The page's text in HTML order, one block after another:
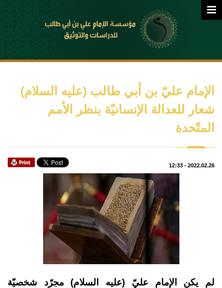
الإمام عليّ بن أبي طالب (عليه السلام)
شعار للعدالة الإنسانيّة بنظر الأمم
المتّحدة
2022.02.26
-
12:33
لم يكن الإمام عليّ (عليه السلام) مجرّد شخصيّة